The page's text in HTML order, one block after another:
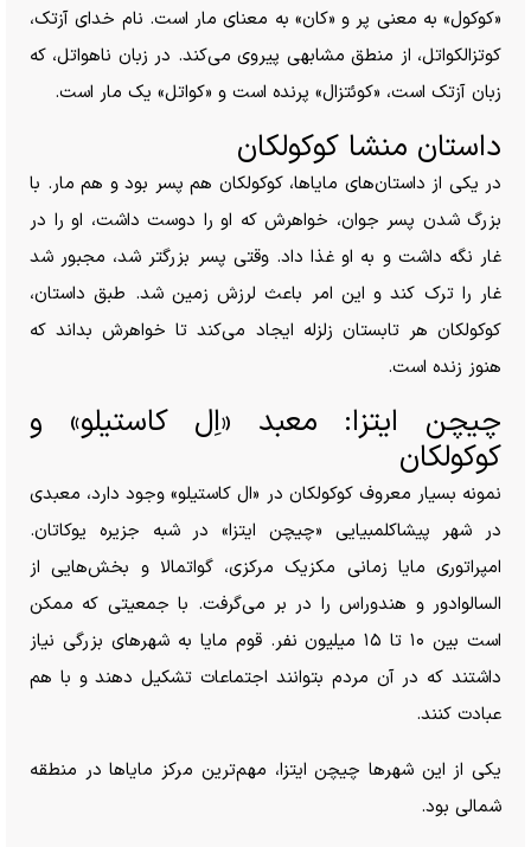
«کوکول» به معنی پر و «کان» به معنای مار است. نام خدای آزتک،
کوتزالکواتل، از منطق مشابهی پیروی می‌کند. در زبان ناهواتل، که
زبان آزتک است، «کوئتزال» پرنده است و «کواتل» یک مار است.
داستان منشا کوکولکان
در یکی از داستان‌های مایاها، کوکولکان هم پسر بود و هم مار. با
بزرگ شدن پسر جوان، خواهرش که او را دوست داشت، او را در
غار نگه داشت و به او غذا داد. وقتی پسر بزرگتر شد، مجبور شد
غار را ترک کند و این امر باعث لرزش زمین شد. طبق داستان،
کوکولکان هر تابستان زلزله ایجاد می‌کند تا خواهرش بداند که
هنوز زنده است.
چیچن ایتزا: معبد «اِل کاستیلو» و
کوکولکان
نمونه بسیار معروف کوکولکان در «ال کاستیلو» وجود دارد، معبدی
در شهر پیشاکلمبیایی «چیچن ایتزا» در شبه جزیره یوکاتان.
امپراتوری مایا زمانی مکزیک مرکزی، گواتمالا و بخش‌هایی از
السالوادور و هندوراس را در بر می‌گرفت. با جمعیتی که ممکن
است بین ۱۰ تا ۱۵ میلیون نفر. قوم مایا به شهر‌های بزرگی نیاز
داشتند که در آن مردم بتوانند اجتماعات تشکیل دهند و با هم
عبادت کنند.
یکی از این شهر‌ها چیچن ایتزا، مهم‌ترین مرکز مایا‌ها در منطقه
شمالی بود.